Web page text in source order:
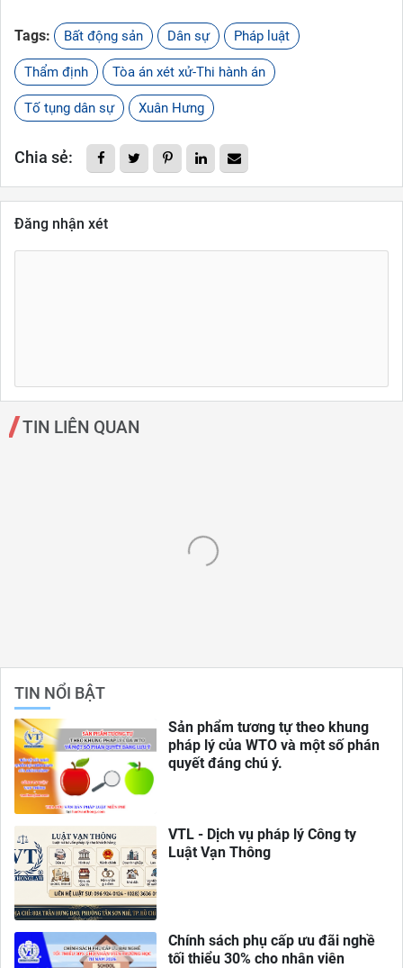
Tags: Bất động sản Dân sự Pháp luật
Thẩm định Tòa án xét xử-Thi hành án
Tố tụng dân sự Xuân Hưng
Chia sẻ:
Đăng nhận xét
TIN LIÊN QUAN
TIN NỔI BẬT
Sản phẩm tương tự theo khung
pháp lý của WTO và một số phán
quyết đáng chú ý.
VTL - Dịch vụ pháp lý Công ty
Luật Vạn Thông
Chính sách phụ cấp ưu đãi nghề
tối thiểu 30% cho nhân viên